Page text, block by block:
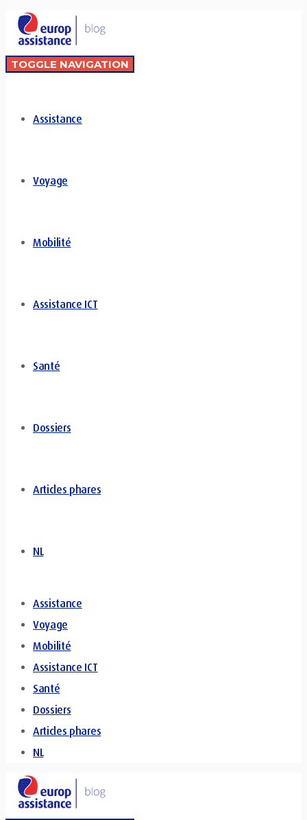
TOGGLE NAVIGATION
Assistance
Voyage
Mobilité
Assistance ICT
Santé
Dossiers
Articles phares
NL
Assistance
Voyage
Mobilité
Assistance ICT
Santé
Dossiers
Articles phares
NL